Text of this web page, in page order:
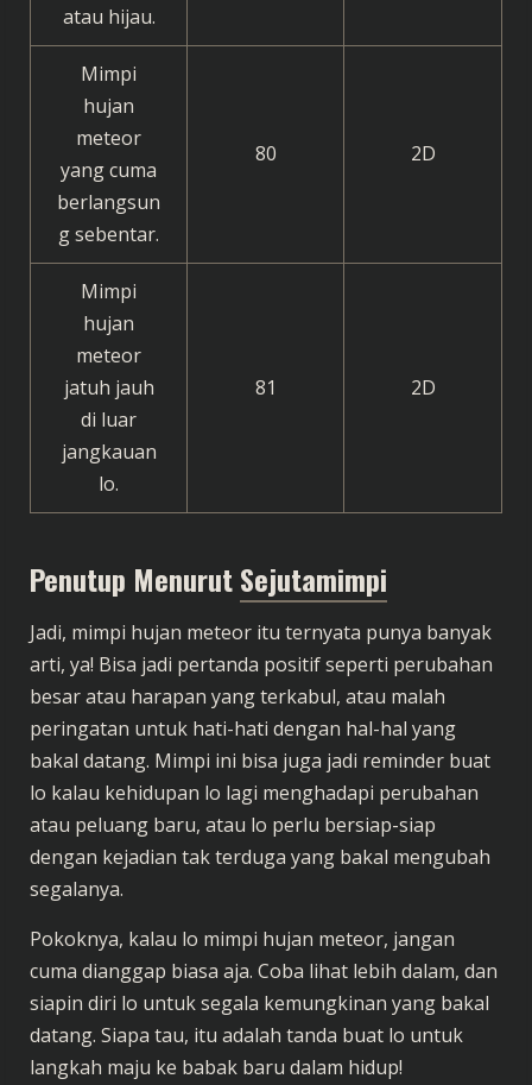
atau hijau.
Mimpi
hujan
meteor
yang cuma
berlangsun
g sebentar.
80 2D
Mimpi
hujan
meteor
jatuh jauh
di luar
jangkauan
lo.
81 2D
Penutup MenurutSejutamimpi
Jadi, mimpi hujan meteor itu ternyata punya banyak
arti, ya! Bisa jadi pertanda positif seperti perubahan
besar atau harapan yang terkabul, atau malah
peringatan untuk hati-hati dengan hal-hal yang
bakal datang. Mimpi ini bisa juga jadi reminder buat
lo kalau kehidupan lo lagi menghadapi perubahan
atau peluang baru, atau lo perlu bersiap-siap
dengan kejadian tak terduga yang bakal mengubah
segalanya.
Pokoknya, kalau lo mimpi hujan meteor, jangan
cuma dianggap biasa aja. Coba lihat lebih dalam, dan
siapin diri lo untuk segala kemungkinan yang bakal
datang. Siapa tau, itu adalah tanda buat lo untuk
langkah maju ke babak baru dalam hidup!